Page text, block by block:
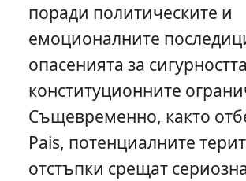
поради политическите и
емоционалните
опасенията за
конституционните
Същевременно, както
Pais, потенциалните
отстъпки срещат